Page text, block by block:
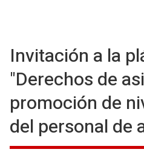
Invitación a la
"Derechos de
promoción de
del personal de